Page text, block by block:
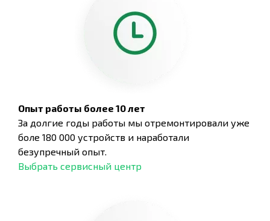
Опыт работы более 10 лет
За долгие годы работы мы отремонтировали уже
боле 180 000 устройств и наработали
безупречный опыт.
Выбрать сервисный центр